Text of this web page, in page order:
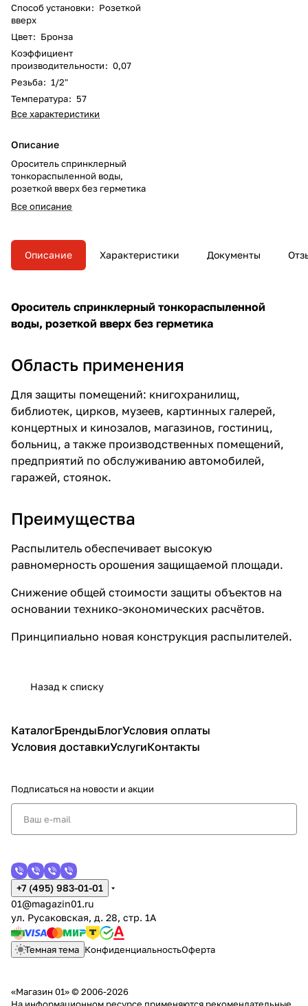
Способ установки: Розеткой
вверх
Цвет: Бронза
Коэффициент
производительности: 0,07
Резьба: 1/2"
Температура: 57
Все характеристики
Описание
Ороситель спринклерный
тонкораспыленной воды,
розеткой вверх без герметика
Все описание
Описание Характеристики Документы
Ороситель спринклерный тонкораспыленной
воды, розеткой вверх без герметика
Область применения
Для защиты помещений: книгохранилищ,
библиотек, цирков, музеев, картинных галерей,
концертных и кинозалов, магазинов, гостиниц,
больниц, а также производственных помещений,
предприятий по обслуживанию автомобилей,
гаражей, стоянок.
Преимущества
Распылитель обеспечивает высокую
равномерность орошения защищаемой площади.
Снижение общей стоимости защиты объектов на
основании технико-экономических расчётов.
Принципиально новая конструкция распылителей.
Назад к списку
КаталогБрендыБлогУсловия оплаты
Условия доставкиУслугиКонтакты
Подписаться на новости и акции
+7 (495) 983-01-01
01@magazin01.ru
ул. Русаковская, д. 28, стр. 1А
Темная тема КонфиденциальностьОферта
«Магазин 01» © 2006-2026